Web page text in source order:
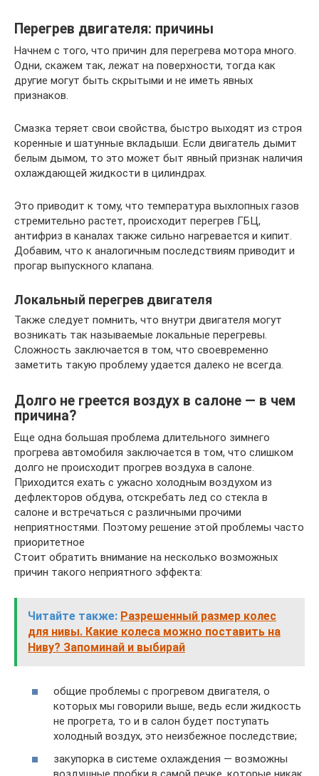
Перегрев двигателя: причины
Начнем с того, что причин для перегрева мотора много.
Одни, скажем так, лежат на поверхности, тогда как
другие могут быть скрытыми и не иметь явных
признаков.
Смазка теряет свои свойства, быстро выходят из строя
коренные и шатунные вкладыши. Если двигатель дымит
белым дымом, то это может быт явный признак наличия
охлаждающей жидкости в цилиндрах.
Это приводит к тому, что температура выхлопных газов
стремительно растет, происходит перегрев ГБЦ,
антифриз в каналах также сильно нагревается и кипит.
Добавим, что к аналогичным последствиям приводит и
прогар выпускного клапана.
Локальный перегрев двигателя
Также следует помнить, что внутри двигателя могут
возникать так называемые локальные перегревы.
Сложность заключается в том, что своевременно
заметить такую проблему удается далеко не всегда.
Долго не греется воздух в салоне — в чем
причина?
Еще одна большая проблема длительного зимнего
прогрева автомобиля заключается в том, что слишком
долго не происходит прогрев воздуха в салоне.
Приходится ехать с ужасно холодным воздухом из
дефлекторов обдува, отскребать лед со стекла в
салоне и встречаться с различными прочими
неприятностями. Поэтому решение этой проблемы часто
приоритетное
Стоит обратить внимание на несколько возможных
причин такого неприятного эффекта:
Читайте также: Разрешенный размер колес
для нивы. Какие колеса можно поставить на
Ниву? Запоминай и выбирай
общие проблемы с прогревом двигателя, о
которых мы говорили выше, ведь если жидкость
не прогрета, то и в салон будет поступать
холодный воздух, это неизбежное последствие;
закупорка в системе охлаждения — возможны